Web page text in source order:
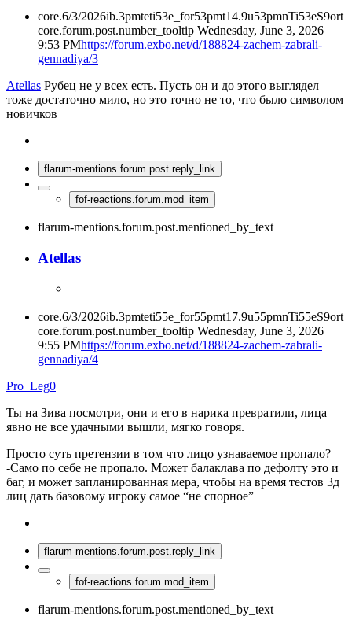
core.6/3/2026ib.3pmteti53e_for53pmt14.9u53pmnTi53eS9ort
core.forum.post.number_tooltip Wednesday, June 3, 2026
9:53 PMhttps://forum.exbo.net/d/188824-zachem-zabrali-
gennadiya/3
Atellas Рубец не у всех есть. Пусть он и до этого выглядел
тоже достаточно мило, но это точно не то, что было символом
новичков
flarum-mentions.forum.post.reply_link
fof-reactions.forum.mod_item
flarum-mentions.forum.post.mentioned_by_text
Atellas
core.6/3/2026ib.3pmteti55e_for55pmt17.9u55pmnTi55eS9ort
core.forum.post.number_tooltip Wednesday, June 3, 2026
9:55 PMhttps://forum.exbo.net/d/188824-zachem-zabrali-
gennadiya/4
Pro_Leg0
Ты на Зива посмотри, они и его в нарика превратили, лица
явно не все удачными вышли, мягко говоря.
Просто суть претензии в том что лицо узнаваемое пропало?
-Само по себе не пропало. Может балаклава по дефолту это и
баг, и может запланированная мера, чтобы на время тестов 3д
лиц дать базовому игроку самое “не спорное”
flarum-mentions.forum.post.reply_link
fof-reactions.forum.mod_item
flarum-mentions.forum.post.mentioned_by_text